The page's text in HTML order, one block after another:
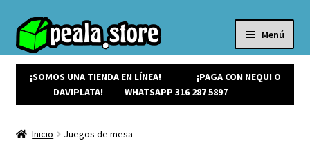
Menú
Productos
¡Ofertas!
¡NUEVOS!
Contacto
¡SOMOS UNA TIENDA EN LÍNEA!
¡PAGA CON NEQUI O
DAVIPLATA!
WHATSAPP 316 287 5897
Inicio Juegos de mesa